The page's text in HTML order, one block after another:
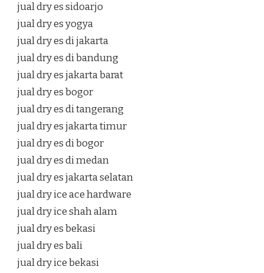
jual dry es sidoarjo
jual dry es yogya
jual dry es di jakarta
jual dry es di bandung
jual dry es jakarta barat
jual dry es bogor
jual dry es di tangerang
jual dry es jakarta timur
jual dry es di bogor
jual dry es di medan
jual dry es jakarta selatan
jual dry ice ace hardware
jual dry ice shah alam
jual dry es bekasi
jual dry es bali
jual dry ice bekasi